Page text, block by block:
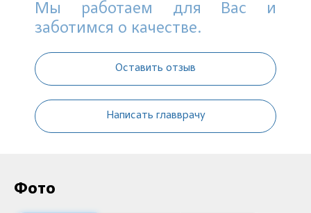
Мы работаем для Вас и
заботимся о качестве.
Оставить отзыв
Написать главврачу
Фото